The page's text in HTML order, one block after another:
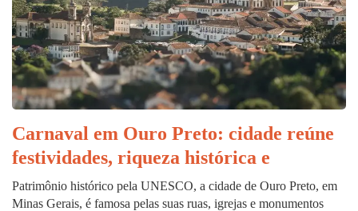
Carnaval em Ouro Preto: cidade reúne
festividades, riqueza histórica e
Patrimônio histórico pela UNESCO, a cidade de Ouro Preto, em
Minas Gerais, é famosa pelas suas ruas, igrejas e monumentos